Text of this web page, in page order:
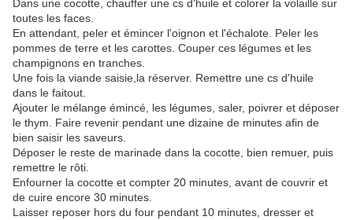
Dans une cocotte, chauffer une cs d'huile et colorer la volaille sur
toutes les faces.
En attendant, peler et émincer l'oignon et l'échalote. Peler les
pommes de terre et les carottes. Couper ces légumes et les
champignons en tranches.
Une fois la viande saisie,la réserver. Remettre une cs d'huile
dans le faitout.
Ajouter le mélange émincé, les légumes, saler, poivrer et déposer
le thym. Faire revenir pendant une dizaine de minutes afin de
bien saisir les saveurs.
Déposer le reste de marinade dans la cocotte, bien remuer, puis
remettre le rôti.
Enfourner la cocotte et compter 20 minutes, avant de couvrir et
de cuire encore 30 minutes.
Laisser reposer hors du four pendant 10 minutes, dresser et